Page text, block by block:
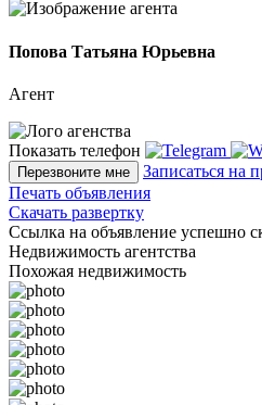
Попова Татьяна Юрьевна
Агент
Показать телефон
Перезвоните мне
Записаться на
Печать объявления
Скачать развертку
Ссылка на объявление успешно
Недвижимость агентства
Похожая недвижимость